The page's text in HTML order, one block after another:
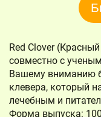
Red Clover
совместно с
Вашему вниманию
клевера, который
лечебным и
Форма выпуска: